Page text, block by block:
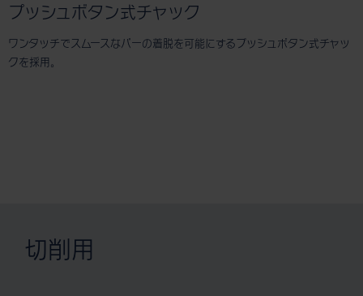
プッシュボタン式チャック
ワンタッチでスムースなバーの着脱を可能にするプッシュボタン式チャッ
クを採用。
切削用